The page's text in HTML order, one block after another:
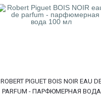
ROBERT PIGUET BOIS NOIR EAU
PARFUM - ПАРФЮМЕРНАЯ ВОДА